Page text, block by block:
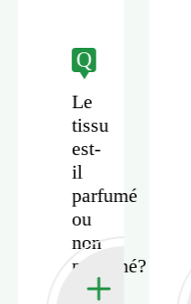
Q
Le
tissu
est-
il
parfumé
ou
non
parfumé?